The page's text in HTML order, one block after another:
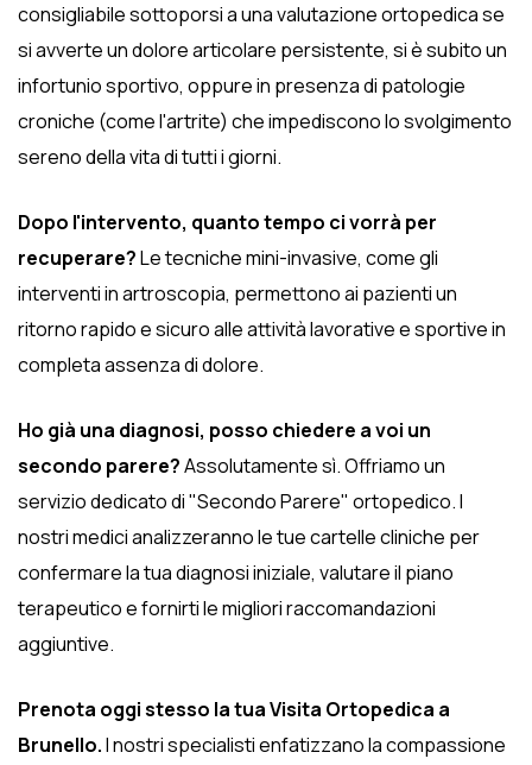
consigliabile sottoporsi a una valutazione ortopedica se
si avverte un dolore articolare persistente, si è subito un
infortunio sportivo, oppure in presenza di patologie
croniche (come l'artrite) che impediscono lo svolgimento
sereno della vita di tutti i giorni.
Dopo l'intervento, quanto tempo ci vorrà per
recuperare?Le tecniche mini-invasive, come gli
interventi in artroscopia, permettono ai pazienti un
ritorno rapido e sicuro alle attività lavorative e sportive in
completa assenza di dolore.
Ho già una diagnosi, posso chiedere a voi un
secondo parere?Assolutamente sì. Offriamo un
servizio dedicato di "Secondo Parere" ortopedico. I
nostri medici analizzeranno le tue cartelle cliniche per
confermare la tua diagnosi iniziale, valutare il piano
terapeutico e fornirti le migliori raccomandazioni
aggiuntive.
Prenota oggi stesso la tua Visita Ortopedica a
Brunello.I nostri specialisti enfatizzano la compassione